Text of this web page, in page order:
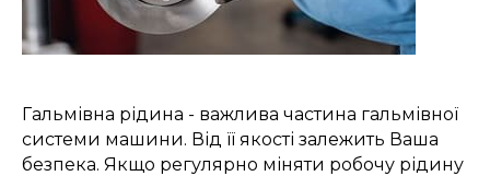
Гальмівна рідина - важлива частина гальмівної
системи машини. Від її якості залежить Ваша
безпека. Якщо регулярно міняти робочу рідину